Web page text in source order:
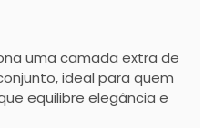
uma camada extra de
ideal para quem
equilibre elegância e